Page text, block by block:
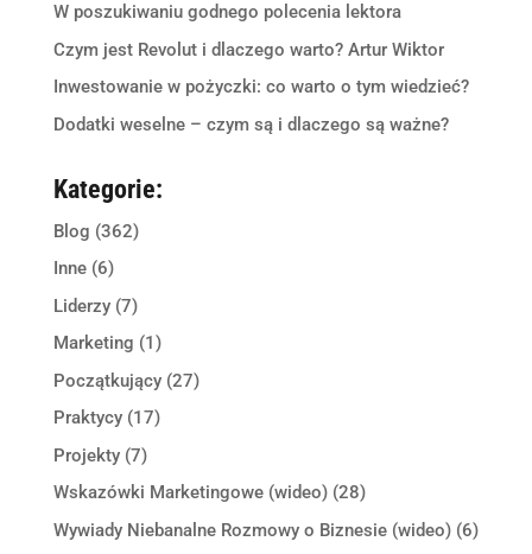
W poszukiwaniu godnego polecenia lektora
Czym jest Revolut i dlaczego warto? Artur Wiktor
Inwestowanie w pożyczki: co warto o tym wiedzieć?
Dodatki weselne – czym są i dlaczego są ważne?
Kategorie:
Blog (362)
Inne(6)
Liderzy(7)
Marketing (1)
Początkujący(27)
Praktycy(17)
Projekty(7)
Wskazówki Marketingowe (wideo)(28)
Wywiady Niebanalne Rozmowy o Biznesie (wideo)(6)